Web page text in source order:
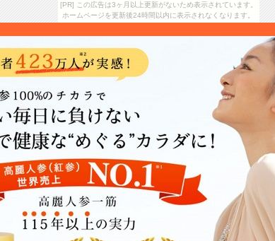
[PR] この広告は3ヶ月以上更新がないため表示されています。
ホームページを更新後24時間以内に表示されなくなります。